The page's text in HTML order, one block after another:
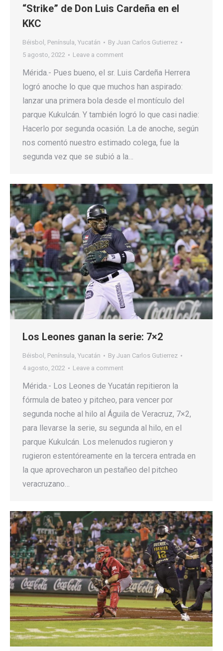
“Strike” de Don Luis Cardeña en el
KKC
Béisbol , Península, Yucatán By Juan Carlos Gutierrez
5 agosto, 2022
Leave a comment
Mérida.- Pues bueno, el sr. Luis Cardeña Herrera
logró anoche lo que que muchos han aspirado:
lanzar una primera bola desde el montículo del
parque Kukulcán. Y también logró lo que casi nadie:
Hacerlo por segunda ocasión. La de anoche, según
nos comentó nuestro estimado colega, fue la
segunda vez que se subió a la…
Los Leones ganan la serie: 7×2
Béisbol , Península, Yucatán By Juan Carlos Gutierrez
4 agosto, 2022
Leave a comment
Mérida.- Los Leones de Yucatán repitieron la
fórmula de bateo y pitcheo, para vencer por
segunda noche al hilo al Águila de Veracruz, 7×2,
para llevarse la serie, su segunda al hilo, en el
parque Kukulcán. Los melenudos rugieron y
rugieron estentóreamente en la tercera entrada en
la que aprovecharon un pestañeo del pitcheo
veracruzano…